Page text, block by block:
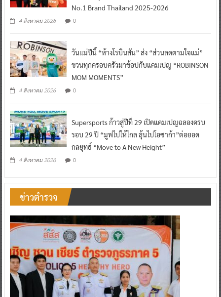
No.1 Brand Thailand 2025-2026
4 สิงหาคม 2026 0
วันแม่ปีนี้ “ห้างโรบินสัน” ส่ง “ส่วนลดตามใจแม่”
ชวนทุกครอบครัวมาช้อปกับแคมเปญ “ROBINSON
MOM MOMENTS”
4 สิงหาคม 2026 0
Supersports ก้าวสู่ปีที่ 29 เปิดแคมเปญฉลองครบ
รอบ 29 ปี “มูฟไปให้ไกล ลุ้นไปโอซาก้า”ต่อยอด
กลยุทธ์ “Move to A New Height”
4 สิงหาคม 2026 0
ข่าวตำรวจ